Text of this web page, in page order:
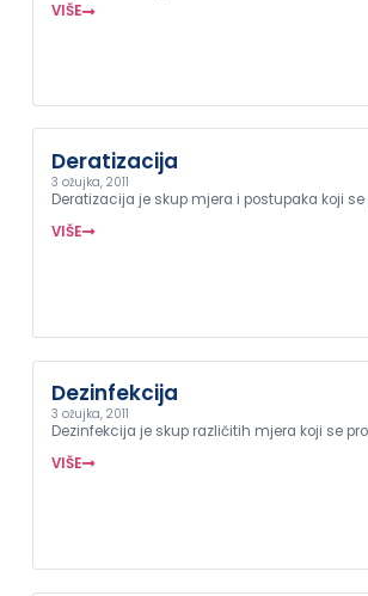
VIŠE
Deratizacija
3 ožujka, 2011
Deratizacija je skup mjera i postupaka koji se
VIŠE
Dezinfekcija
3 ožujka, 2011
Dezinfekcija je skup različitih mjera koji se
VIŠE